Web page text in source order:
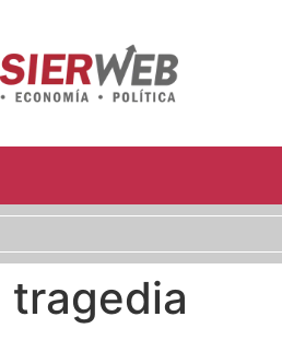
tragedia